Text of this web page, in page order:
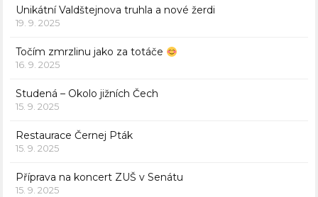
Unikátní Valdštejnova truhla a nové žerdi
19. 9. 2025
Točím zmrzlinu jako za totáče
16. 9. 2025
Studená – Okolo jižních Čech
15. 9. 2025
Restaurace Černej Pták
15. 9. 2025
Příprava na koncert ZUŠ v Senátu
15. 9. 2025